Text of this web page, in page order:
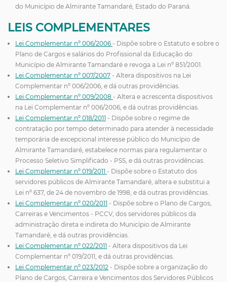
do Município de Almirante Tamandaré, Estado do Paraná.
LEIS COMPLEMENTARES
Lei Complementar nº 006/2006 - Dispõe sobre o Estatuto e sobre o
Plano de Cargos e salários do Profissional da Educação do
Município de Almirante Tamandaré e revoga a Lei nº 851/2001.
Lei Complementar nº 007/2007 - Altera dispositivos na Lei
Complementar nº 006/2006, e dá outras providências.
Lei Complementar nº 009/2008 - Altera e acrescenta dispositivos
na Lei Complementar nº 006/2006, e dá outras providências.
Lei Complementar nº 018/2011 - Dispõe sobre o regime de
contratação por tempo determinado para atender à necessidade
temporária de excepcional interesse público do Município de
Almirante Tamandaré, estabelece normas para regulamentar o
Processo Seletivo Simplificado - PSS, e dá outras providências.
Lei Complementar nº 019/2011 - Dispõe sobre o Estatuto dos
servidores públicos de Almirante Tamandaré, altera e substitui a
Lei nº 637, de 24 de novembro de 1998, e dá outras providências.
Lei Complementar nº 020/2011 - Dispõe sobre o Plano de Cargos,
Carreiras e Vencimentos - PCCV, dos servidores públicos da
administração direta e indireta do Município de Almirante
Tamandaré, e dá outras providências.
Lei Complementar nº 022/2011 - Altera dispositivos da Lei
Complementar nº 019/2011, e dá outras providências.
Lei Complementar nº 023/2012 - Dispõe sobre a organização do
Plano de Cargos, Carreira e Vencimentos dos Servidores Públicos